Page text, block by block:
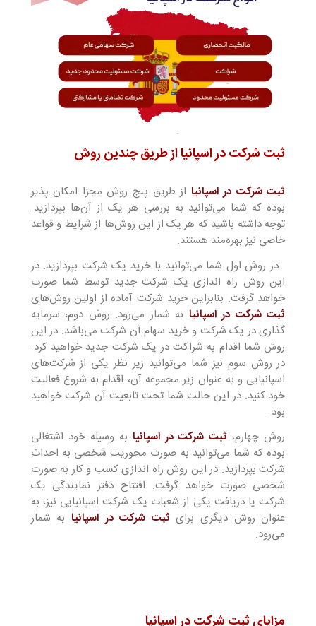
ثبت شرکت در اسپانیا از طریق چندین روش
ثبت شرکت در اسپانیا از طریق پنج روش مجزا امکان پذیر
بوده که شما می‌توانید به بررسی هر یک از آن‌ها بپردازید.
توجه داشته باشید که هر یک از این روش‌ها از شرایط و قواعد
خاصی نیز بهره‌مند هستند.
در روش اول شما می‌توانید با خرید یک شرکت بپردازید. در
این روش راه اندازی یک شرکت جدید توسط شما صورت
خواهد گرفت. بنابراین خرید شرکت آماده از اولین روش‌های
ثبت شرکت در اسپانیا به شمار می‌رود. روش دوم، سرمایه
گذاری در یک شرکت و خرید سهام آن شرکت می‌باشد. در این
روش شما اقدام به شراکت در یک شرکت جدید خواهید کرد.
در روش سوم نیز شما می‌توانید زیر نظر یکی از شرکت‌های
اسپانیایی و به عنوان زیر مجموعه آن، اقدام به شروع فعالیت
خود کنید. در این حالت شما تحت تابعیت آن شرکت خواهید
بود.
روش چهارم، ثبت شرکت در اسپانیا به وسیله خود اشتغالی
بوده که شما می‌توانید به صورت محوریت شخصی به احداث
شرکت بپردازید. در این روش راه اندازی کسب و کار به صورت
شخصی صورت خواهد گرفت. افتتاح دفتر نمایندگی یک
شرکت یا دریافت یکی از شعبات یک شرکت اسپانیایی نیز، به
عنوان روش دیگری برای ثبت شرکت در اسپانیا به شمار
می‌رود.